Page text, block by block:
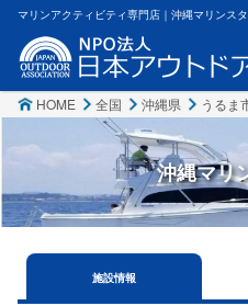
HOME 全国 沖縄県 うるま
沖縄マリ
施設情報